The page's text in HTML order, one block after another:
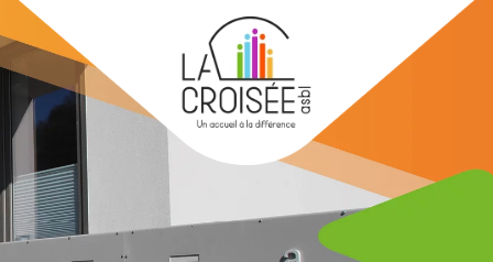
Skip to main content